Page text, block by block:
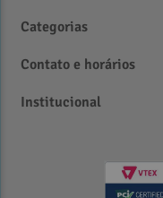
Categorias
Contato e horários
Institucional